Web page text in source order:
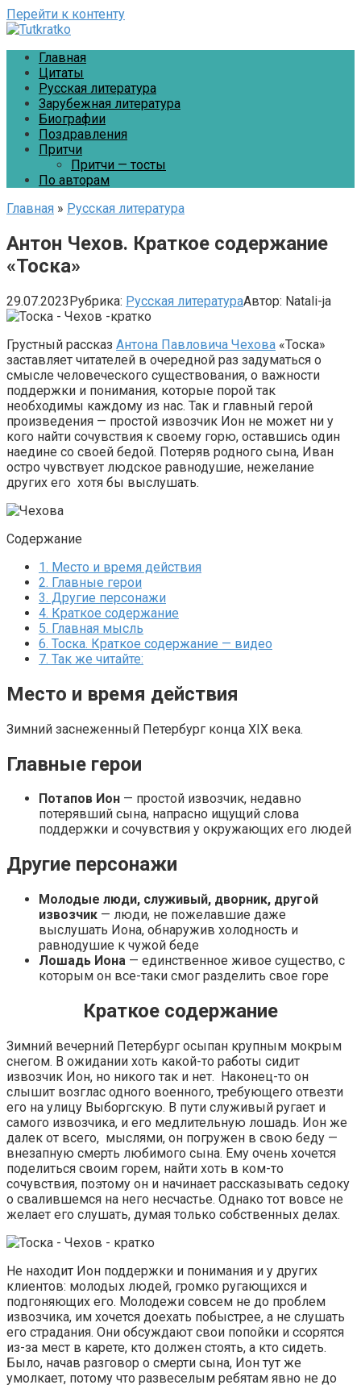
Перейти к контенту
Главная
Цитаты
Русская литература
Зарубежная литература
Биографии
Поздравления
Притчи
Притчи — тосты
По авторам
Главная » Русская литература
Антон Чехов. Краткое содержание
«Тоска»
29.07.2023Рубрика: Русская литератураАвтор: Natali-ja
Грустный рассказ Антона Павловича Чехова «Тоска»
заставляет читателей в очередной раз задуматься о
смысле человеческого существования, о важности
поддержки и понимания, которые порой так
необходимы каждому из нас. Так и главный герой
произведения — простой извозчик Ион не может ни у
кого найти сочувствия к своему горю, оставшись один
наедине со своей бедой. Потеряв родного сына, Иван
остро чувствует людское равнодушие, нежелание
других его хотя бы выслушать.
Содержание
1. Место и время действия
2. Главные герои
3. Другие персонажи
4. Краткое содержание
5. Главная мысль
6. Тоска. Краткое содержание — видео
7. Так же читайте:
Место и время действия
Зимний заснеженный Петербург конца XIX века.
Главные герои
Потапов Ион — простой извозчик, недавно
потерявший сына, напрасно ищущий слова
поддержки и сочувствия у окружающих его людей
Другие персонажи
Молодые люди, служивый, дворник, другой
извозчик — люди, не пожелавшие даже
выслушать Иона, обнаружив холодность и
равнодушие к чужой беде
Лошадь Иона — единственное живое существо, с
которым он все-таки смог разделить свое горе
Краткое содержание
Зимний вечерний Петербург осыпан крупным мокрым
снегом. В ожидании хоть какой-то работы сидит
извозчик Ион, но никого так и нет. Наконец-то он
слышит возглас одного военного, требующего отвезти
его на улицу Выборгскую. В пути служивый ругает и
самого извозчика, и его медлительную лошадь. Ион же
далек от всего, мыслями, он погружен в свою беду —
внезапную смерть любимого сына. Ему очень хочется
поделиться своим горем, найти хоть в ком-то
сочувствия, поэтому он и начинает рассказывать седоку
о свалившемся на него несчастье. Однако тот вовсе не
желает его слушать, думая только собственных делах.
Не находит Ион поддержки и понимания и у других
клиентов: молодых людей, громко ругающихся и
подгоняющих его. Молодежи совсем не до проблем
извозчика, им хочется доехать побыстрее, а не слушать
его страдания. Они обсуждают свои попойки и ссорятся
из-за мест в карете, кто должен стоять, а кто сидеть.
Было, начав разговор о смерти сына, Ион тут же
умолкает, потому что развеселым ребятам явно не до